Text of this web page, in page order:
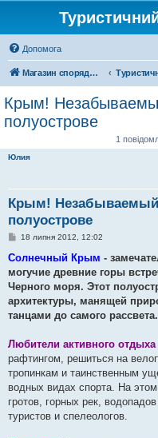
Допомога
Магазин спорядження
Крым!
полуострове
1
Юлия
Крым!
полуострове
П
в
д
о
м
л
е
я
18 липня 2012, 12:02
Солнечный Крым -
могучие древние горы
Черного моря. Этот
архитектуры, манящей
танцами до самого рассвета.
Любители активного отдыха
рафтингом, решиться на
тропинкам и таинственным
водных видах спорта. На
гротов, горных рек,
туристов и спелеологов.